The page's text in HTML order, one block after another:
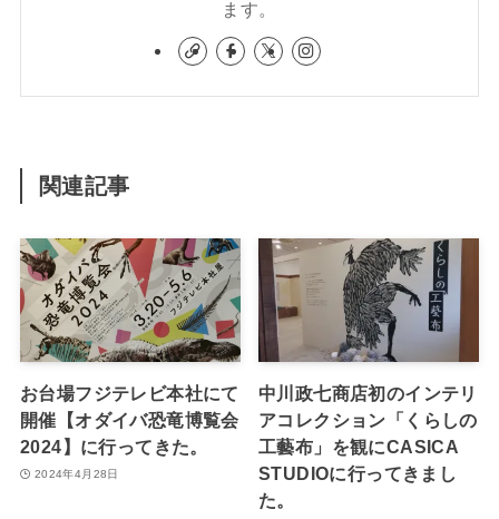
ます。
関連記事
お台場フジテレビ本社にて
開催【オダイバ恐竜博覧会
2024】に行ってきた。
2024年4月28日
中川政七商店初のインテリ
アコレクション「くらしの
工藝布」を観にCASICA
STUDIOに行ってきまし
た。